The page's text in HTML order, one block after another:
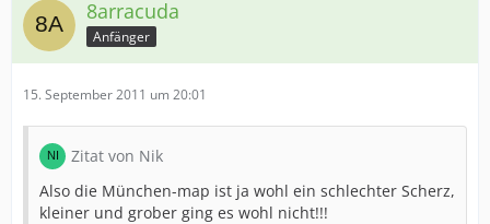
8arracuda
Anfänger
15. September 2011 um 20:01
Zitat von Nik
Also die München-map ist ja wohl ein schlechter Scherz,
kleiner und grober ging es wohl nicht!!!